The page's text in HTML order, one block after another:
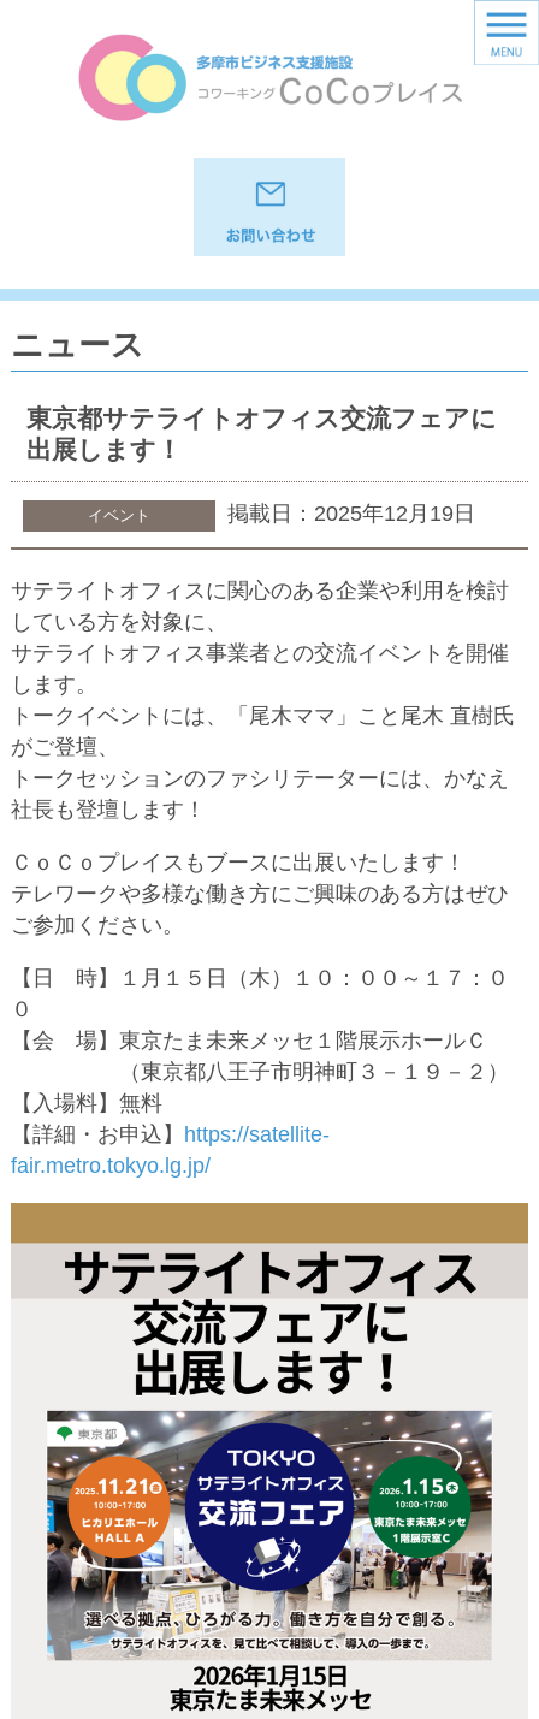
ニュース
東京都サテライトオフィス交流フェアに
出展します！
イベント 掲載日：2025年12月19日
サテライトオフィスに関心のある企業や利用を検討
している方を対象に、
サテライトオフィス事業者との交流イベントを開催
します。
トークイベントには、「尾木ママ」こと尾木 直樹氏
がご登壇、
トークセッションのファシリテーターには、かなえ
社長も登壇します！
ＣｏＣｏプレイスもブースに出展いたします！
テレワークや多様な働き方にご興味のある方はぜひ
ご参加ください。
【日 時】１月１５日（木）１０：００～１７：０
０
【会 場】東京たま未来メッセ１階展示ホールＣ
（東京都八王子市明神町３－１９－２）
【入場料】無料
【詳細・お申込】 https://satellite-
fair.metro.tokyo.lg.jp/